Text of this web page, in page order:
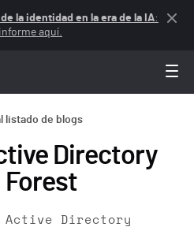
la identidad en la era de la IA:
informe aquí.
listado de blogs
Directory
Forest
Active Directory